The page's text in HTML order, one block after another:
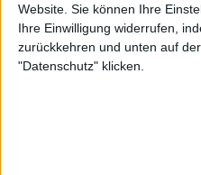
Website. Sie können Ihre
Ihre Einwilligung widerrufen,
zurückkehren und unten auf
"Datenschutz" klicken.
lacht viel. Sie hat nichts
jetzt. [zu Anette] Bleib so!
sehr, sehr gewöhnlich.